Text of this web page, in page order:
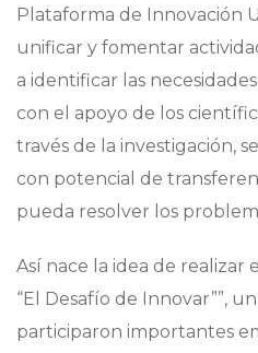
Plataforma de Innovación
unificar y fomentar
a identificar las
con el apoyo de los
través de la investigación,
con potencial de
pueda resolver los
Así nace la idea de realizar
“El Desafío de Innovar””,
participaron importantes